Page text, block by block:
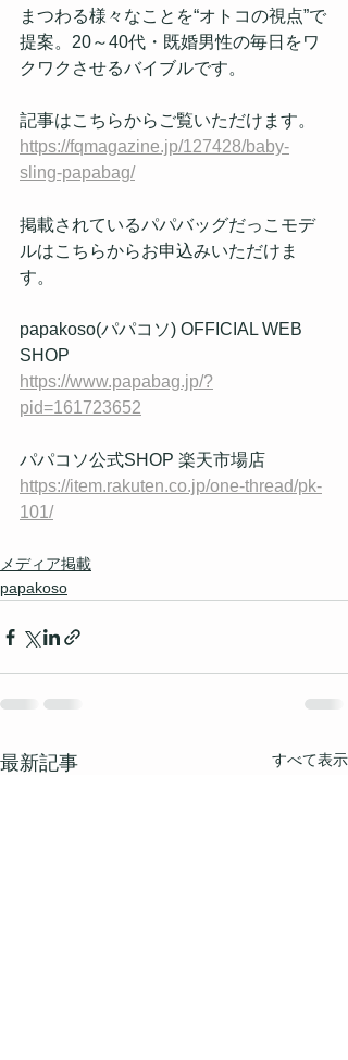
まつわる様々なことを“オトコの視点”で
提案。20～40代・既婚男性の毎日をワ
クワクさせるバイブルです。
記事はこちらからご覧いただけます。
https://fqmagazine.jp/127428/baby-
sling-papabag/
掲載されているパパバッグだっこモデ
ルはこちらからお申込みいただけま
す。
papakoso(パパコソ) OFFICIAL WEB
SHOP
https://www.papabag.jp/?
pid=161723652
パパコソ公式SHOP 楽天市場店
https://item.rakuten.co.jp/one-thread/pk-
101/
メディア掲載
papakoso
最新記事 すべて表示